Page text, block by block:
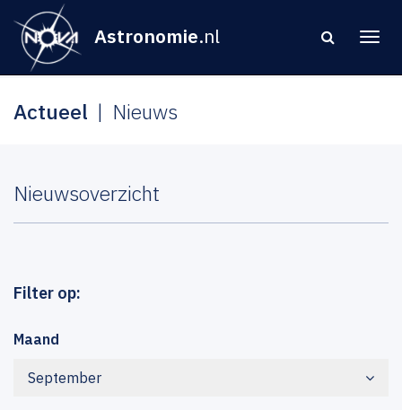
Astronomie.nl
Actueel Nieuws
Nieuwsoverzicht
Filter op:
Maand
September